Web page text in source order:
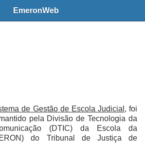
EmeronWeb
de Gestão de Escola Judicial , foi
pela Divisão de Tecnologia da
(DTIC) da Escola da
do Tribunal de Justiça de